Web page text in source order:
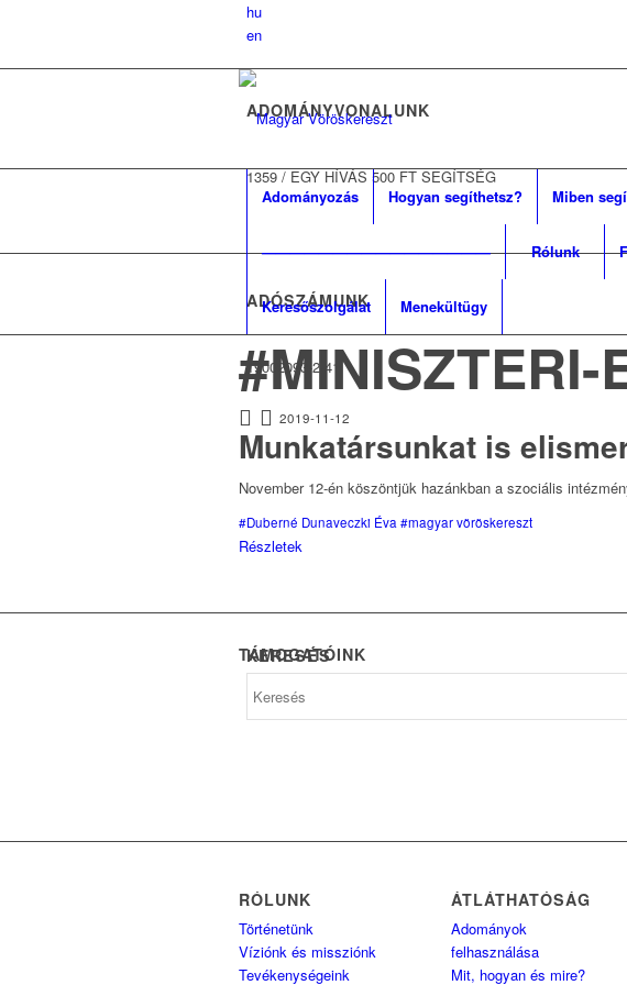
hu
en
ADOMÁNYVONALUNK
1359/ EGY HÍVÁS 500 FT SEGÍTSÉG
ADÓSZÁMUNK
19002093-2-41
KERESÉS
Adományozás Hogyan segíthetsz? Miben
———————————————— Rólunk
Keresőszolgálat Menekültügy
2019-11-12
Munkatársunkat is
November 12-én köszöntjük hazánkban a szociális
#Duberné Dunaveczki Éva #magyar vöröskereszt
Részletek
TÁMOGATÓINK
RÓLUNK
Történetünk
Víziónk és missziónk
Tevékenységeink
ÁTLÁTHATÓSÁG
Adományok
felhasználása
Mit, hogyan és mire?